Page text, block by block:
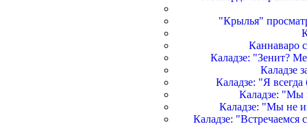
"Крылья"
Каннаваро
Каладзе: "Зенит?
Каладзе
Каладзе: "Я
Каладзе: "Мы
Каладзе: "Мы не
Каладзе: "Встречаемся